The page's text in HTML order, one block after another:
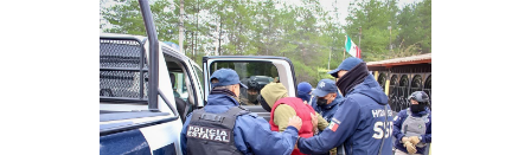
Estaciones
Eventos
Promociones
Noticias